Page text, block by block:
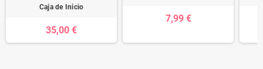
Caja de Inicio
35,00 €
7,99 €